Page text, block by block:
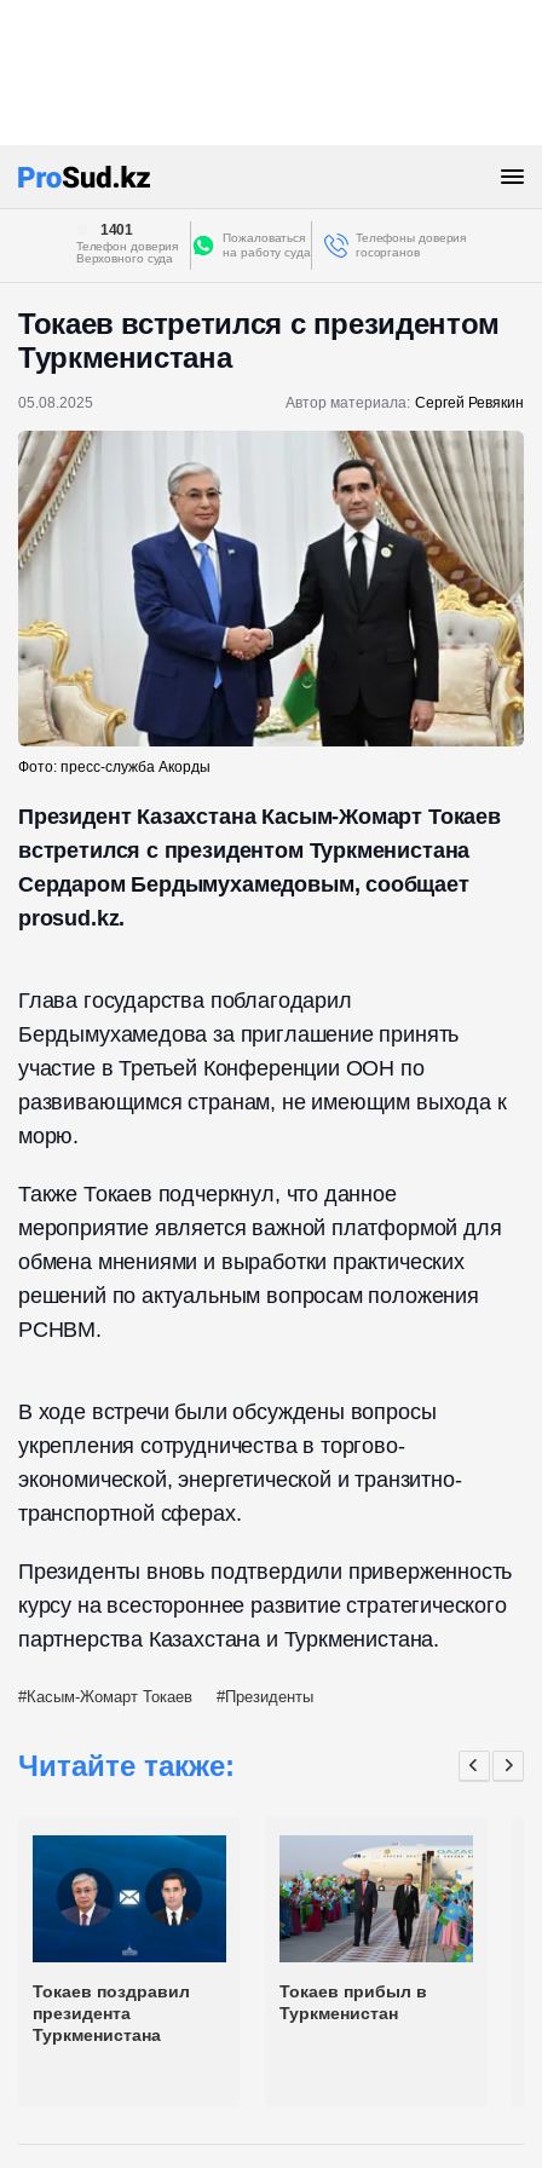
1401
Телефон доверия
Верховного суда
Пожаловаться
на работу суда
Телефоны доверия
госорганов
Токаев встретился с президентом
Туркменистана
05.08.2025 Автор материала: Сергей Ревякин
Фото: пресс-служба Акорды
Президент Казахстана Касым-Жомарт Токаев
встретился с президентом Туркменистана
Сердаром Бердымухамедовым, сообщает
prosud.kz.
Глава государства поблагодарил
Бердымухамедова за приглашение принять
участие в Третьей Конференции ООН по
развивающимся странам, не имеющим выхода к
морю.
Также Токаев подчеркнул, что данное
мероприятие является важной платформой для
обмена мнениями и выработки практических
решений по актуальным вопросам положения
РСНВМ.
В ходе встречи были обсуждены вопросы
укрепления сотрудничества в торгово-
экономической, энергетической и транзитно-
транспортной сферах.
Президенты вновь подтвердили приверженность
курсу на всестороннее развитие стратегического
партнерства Казахстана и Туркменистана.
Касым-Жомарт Токаев Президенты
Читайте также:
Токаев поздравил
президента
Туркменистана
Токаев прибыл в
Туркменистан